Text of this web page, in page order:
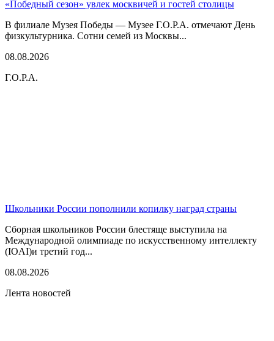
«Победный сезон» увлек москвичей и гостей столицы
В филиале Музея Победы — Музее Г.О.Р.А. отмечают День
физкультурника. Сотни семей из Москвы...
08.08.2026
Г.О.Р.А.
Школьники России пополнили копилку наград страны
Сборная школьников России блестяще выступила на
Международной олимпиаде по искусственному интеллекту
(IOAI)и третий год...
08.08.2026
Лента новостей